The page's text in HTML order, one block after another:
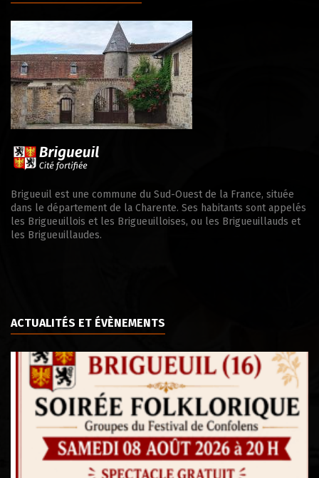
Brigueuil est une commune du Sud-Ouest de la France, située
dans le département de la Charente. Ses habitants sont appelés
les Brigueuillois et les Brigueuilloises, ou les Brigueuillauds et
les Brigueuillaudes.
ACTUALITÉS ET ÉVÈNEMENTS